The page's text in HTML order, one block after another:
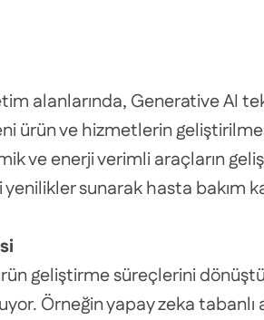
alanlarında, Generative AI
ürün ve hizmetlerin
ve enerji verimli araçların
sunarak hasta bakım
geliştirme süreçlerini
Örneğin yapay zeka